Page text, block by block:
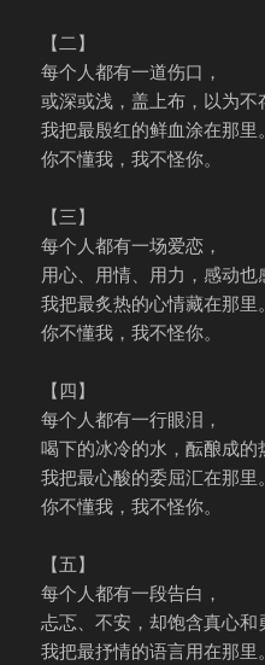
【二】
每个人都有一道伤口，
或深或浅，盖上布，以为不
我把最殷红的鲜血涂在那里。
你不懂我，我不怪你。
【三】
每个人都有一场爱恋，
用心、用情、用力，感动也
我把最炙热的心情藏在那里。
你不懂我，我不怪你。
【四】
每个人都有一行眼泪，
喝下的冰冷的水，酝酿成的
我把最心酸的委屈汇在那里。
你不懂我，我不怪你。
【五】
每个人都有一段告白，
忐忑、不安，却饱含真心和
我把最抒情的语言用在那里。